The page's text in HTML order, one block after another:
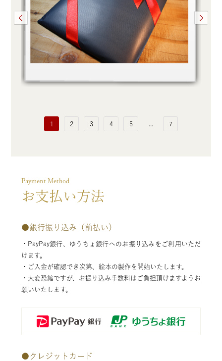
1 2 3 4 5 ... 7
Payment Method
お支払い方法
●銀行振り込み（前払い）
・PayPay銀行、ゆうちょ銀行へのお振り込みをご利用いただ
けます。
・ご入金が確認でき次第、絵本の製作を開始いたします。
・大変恐縮ですが、お振り込み手数料はご負担頂けますようお
願いいたします。
● クレジットカード